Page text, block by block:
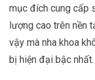
mục đích cung cấp
lượng cao trên nền
vậy mà nha khoa
bị hiện đại bậc nhất.